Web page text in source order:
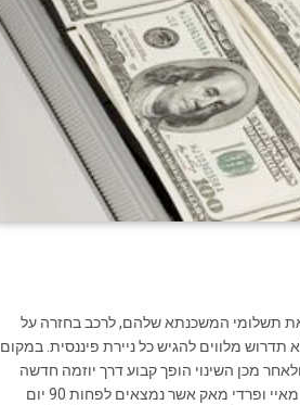
את תשלומי המשכנתא שלהם, לרכב בחזרה על
מלווים להגיש כל ניירת פיננסית. במקום
מכן השינוי הופך קבוע דרך יוזמה חדשה
שנקראת "סטרימליינד מודיפיקיישן אינישייטיב" לווים עם משכנתאות המגובות ע"י פני מאיי ופרדי מאק אשר נמצאים לפחות 90 יום